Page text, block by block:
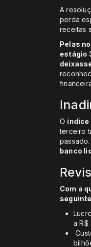
A
perda
receitas
Pelas
estágio
O índice
terceiro
passado.
banco
Com a
a R$